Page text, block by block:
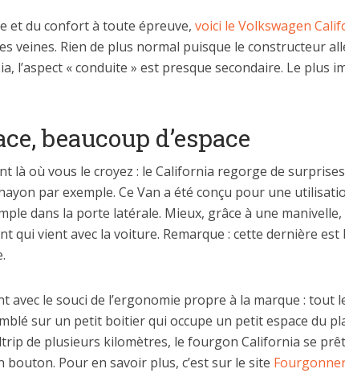
et du confort à toute épreuve, voici le Volkswagen
veines. Rien de plus normal puisque le constructeur
l’aspect « conduite » est presque secondaire. Le
beaucoup d’espace
là où vous le croyez : le California regorge de
par exemple. Ce Van a été conçu pour une
dans la porte latérale. Mieux, grâce à une
qui vient avec la voiture. Remarque : cette dernière
avec le souci de l’ergonomie propre à la marque : tout
sur un petit boitier qui occupe un petit espace du
de plusieurs kilomètres, le fourgon California se
bouton. Pour en savoir plus, c’est sur le site